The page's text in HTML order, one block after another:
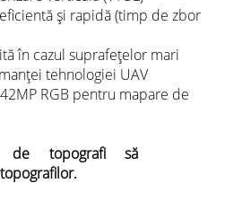
și rapidă (timp de zbor
în cazul suprafețelor mari
tehnologiei UAV
RGB pentru mapare de
de topografi să